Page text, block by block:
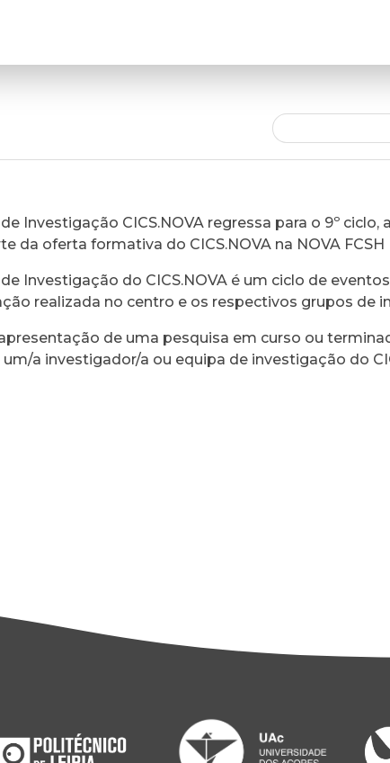
Investigação CICS.NOVA regressa para o 9º ciclo,
da oferta formativa do CICS.NOVA na NOVA FCSH
Investigação do CICS.NOVA é um ciclo de
realizada no centro e os respectivos grupos de
de uma pesquisa em curso ou
a investigador/a ou equipa de investigação do